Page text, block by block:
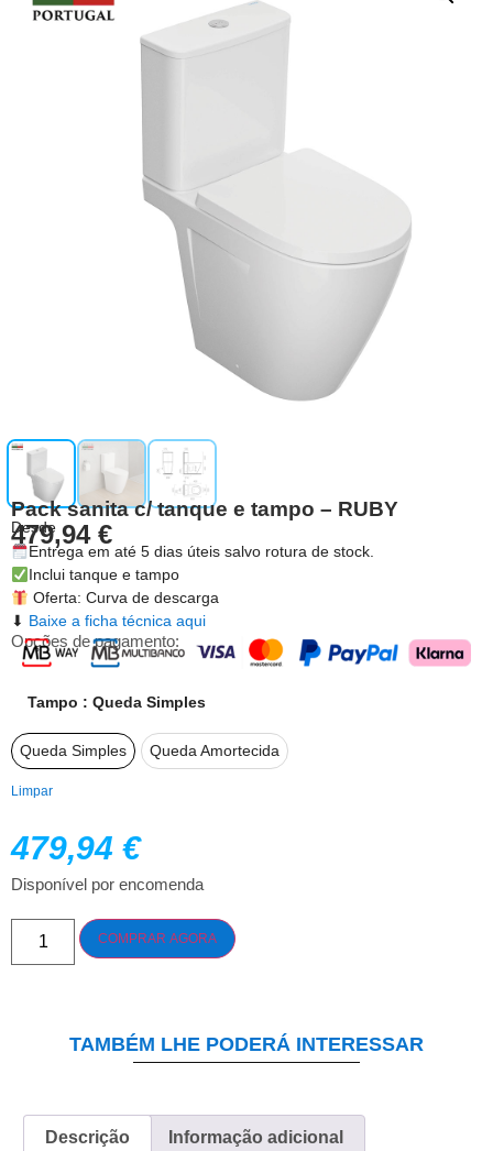
Pack sanita c/ tanque e tampo – RUBY
Desde
479,94 €
Entrega em até 5 dias úteis salvo rotura de stock.
Inclui tanque e tampo
Oferta: Curva de descarga
⬇ Baixe a ficha técnica aqui
Opções de pagamento:
Tampo : Queda Simples
Queda Simples Queda Amortecida
Limpar
479,94 €
Disponível por encomenda
COMPRAR AGORA
TAMBÉM LHE PODERÁ INTERESSAR
Descrição Informação adicional